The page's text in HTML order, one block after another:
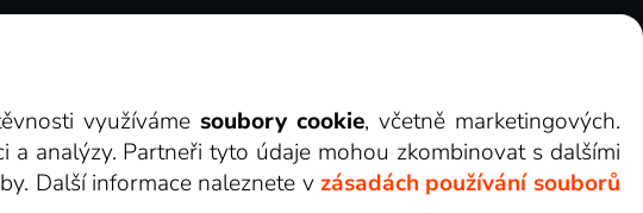
využívámesoubory cookie, včetně marketingových.
analýzy. Partneři tyto údaje mohou zkombinovat s dalšími
Další informace naleznete v zásadách používání souborů